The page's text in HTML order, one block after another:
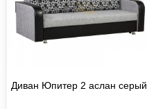
Диван Юпитер 2 аслан серый